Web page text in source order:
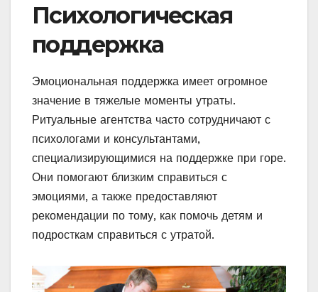
Психологическая
поддержка
Эмоциональная поддержка имеет огромное
значение в тяжелые моменты утраты.
Ритуальные агентства часто сотрудничают с
психологами и консультантами,
специализирующимися на поддержке при горе.
Они помогают близким справиться с
эмоциями, а также предоставляют
рекомендации по тому, как помочь детям и
подросткам справиться с утратой.